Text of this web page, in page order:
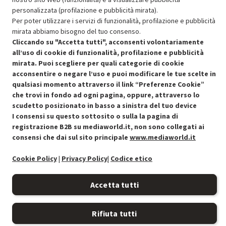
SCONTO RICONDIZIONATI
Approfitta dello sconto del 30% sul prodotto ricondizionato.
Condizioni generali di vendita
Cookie Policy
Preferenze cookie
Informativa privacy
Recedere dal contratto qui
personalizzata (profilazione e pubblicità mirata).
Per poter utilizzare i servizi di funzionalità, profilazione e pubblicità
mirata abbiamo bisogno del tuo consenso.
Cliccando su "Accetta tutti", acconsenti volontariamente
all’uso di cookie di funzionalità, profilazione e pubblicità
mirata. Puoi scegliere per quali categorie di cookie
acconsentire o negare l’uso e puoi modificare le tue scelte in
qualsiasi momento attraverso il link “Preferenze Cookie”
che trovi in fondo ad ogni pagina, oppure, attraverso lo
scudetto posizionato in basso a sinistra del tuo device
I consensi su questo sottosito o sulla la pagina di
registrazione B2B su mediaworld.it, non sono collegati ai
consensi che dai sul sito principale www.mediaworld.it
Cookie Policy| Privacy Policy| Codice etico
Accetta tutti
Rifiuta tutti